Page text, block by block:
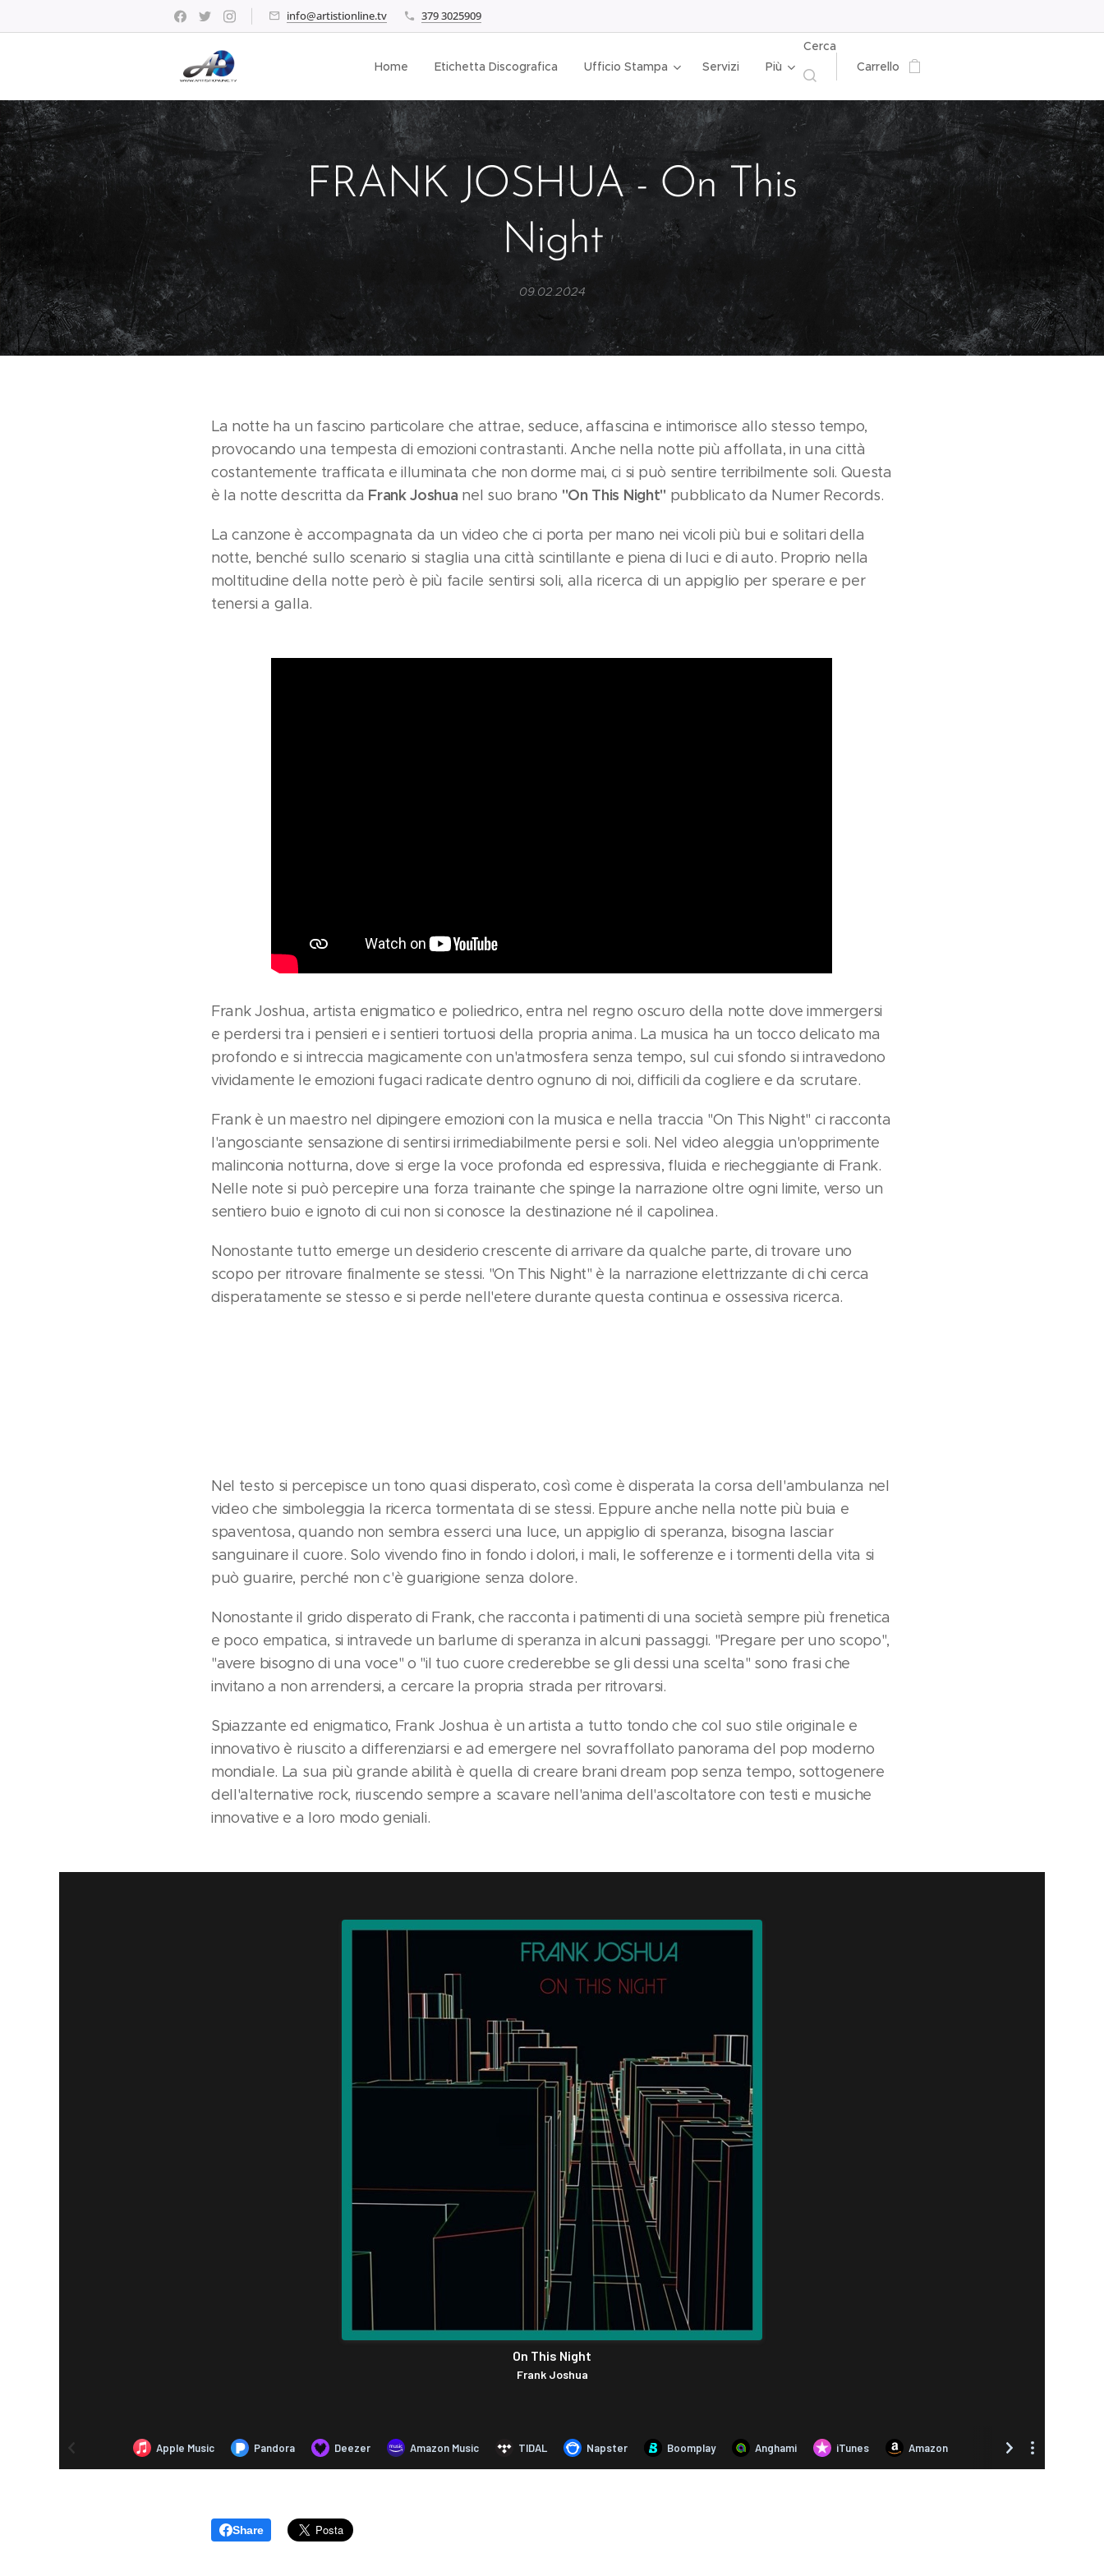
info@artistionline.tv 379 3025909
Home Etichetta Discografica Ufficio Stampa Servizi Più
Cerca
Carrello
FRANK JOSHUA - On This
Night
09.02.2024
La notte ha un fascino particolare che attrae, seduce, affascina e intimorisce allo stesso tempo,
provocando una tempesta di emozioni contrastanti. Anche nella notte più affollata, in una città
costantemente trafficata e illuminata che non dorme mai, ci si può sentire terribilmente soli. Questa
è la notte descritta da Frank Joshuanel suo brano "On This Night" pubblicato da Numer Records.
La canzone è accompagnata da un video che ci porta per mano nei vicoli più bui e solitari della
notte, benché sullo scenario si staglia una città scintillante e piena di luci e di auto. Proprio nella
moltitudine della notte però è più facile sentirsi soli, alla ricerca di un appiglio per sperare e per
tenersi a galla.
Frank Joshua, artista enigmatico e poliedrico, entra nel regno oscuro della notte dove immergersi
e perdersi tra i pensieri e i sentieri tortuosi della propria anima. La musica ha un tocco delicato ma
profondo e si intreccia magicamente con un'atmosfera senza tempo, sul cui sfondo si intravedono
vividamente le emozioni fugaci radicate dentro ognuno di noi, difficili da cogliere e da scrutare.
Frank è un maestro nel dipingere emozioni con la musica e nella traccia "On This Night" ci racconta
l'angosciante sensazione di sentirsi irrimediabilmente persi e soli. Nel video aleggia un'opprimente
malinconia notturna, dove si erge la voce profonda ed espressiva, fluida e riecheggiante di Frank.
Nelle note si può percepire una forza trainante che spinge la narrazione oltre ogni limite, verso un
sentiero buio e ignoto di cui non si conosce la destinazione né il capolinea.
Nonostante tutto emerge un desiderio crescente di arrivare da qualche parte, di trovare uno
scopo per ritrovare finalmente se stessi. "On This Night" è la narrazione elettrizzante di chi cerca
disperatamente se stesso e si perde nell'etere durante questa continua e ossessiva ricerca.
Nel testo si percepisce un tono quasi disperato, così come è disperata la corsa dell'ambulanza nel
video che simboleggia la ricerca tormentata di se stessi. Eppure anche nella notte più buia e
spaventosa, quando non sembra esserci una luce, un appiglio di speranza, bisogna lasciar
sanguinare il cuore. Solo vivendo fino in fondo i dolori, i mali, le sofferenze e i tormenti della vita si
può guarire, perché non c'è guarigione senza dolore.
Nonostante il grido disperato di Frank, che racconta i patimenti di una società sempre più frenetica
e poco empatica, si intravede un barlume di speranza in alcuni passaggi. "Pregare per uno scopo",
"avere bisogno di una voce" o "il tuo cuore crederebbe se gli dessi una scelta" sono frasi che
invitano a non arrendersi, a cercare la propria strada per ritrovarsi.
Spiazzante ed enigmatico, Frank Joshua è un artista a tutto tondo che col suo stile originale e
innovativo è riuscito a differenziarsi e ad emergere nel sovraffollato panorama del pop moderno
mondiale. La sua più grande abilità è quella di creare brani dream pop senza tempo, sottogenere
dell'alternative rock, riuscendo sempre a scavare nell'anima dell'ascoltatore con testi e musiche
innovative e a loro modo geniali.
Share